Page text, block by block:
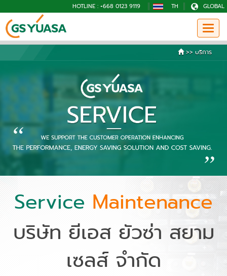
HOTLINE : +668 0123 9119 TH GLOBAL
>> บริการ
Service Maintenance
บริษัท ยีเอส ยัวซ่า สยาม
เซลส์ จำกัด